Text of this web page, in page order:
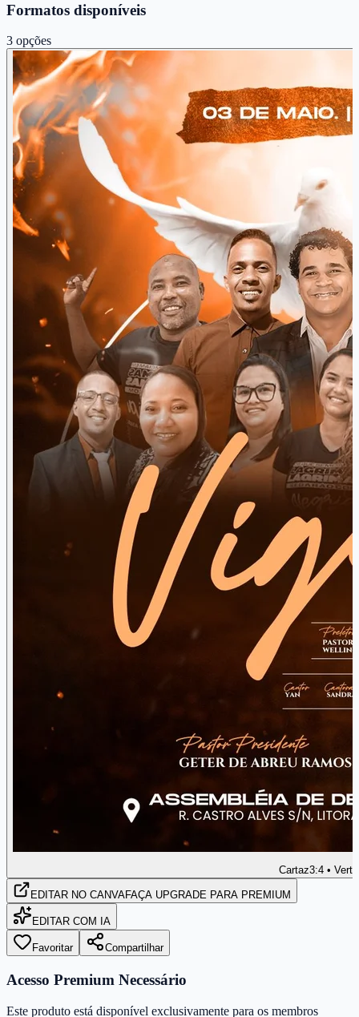
Formatos disponíveis
3 opções
Cartaz3:4 •
EDITAR NO CANVAFAÇA UPGRADE PARA PREMIUM
EDITAR COM IA
Favoritar Compartilhar
Acesso Premium Necessário
Este produto está disponível exclusivamente para os membros